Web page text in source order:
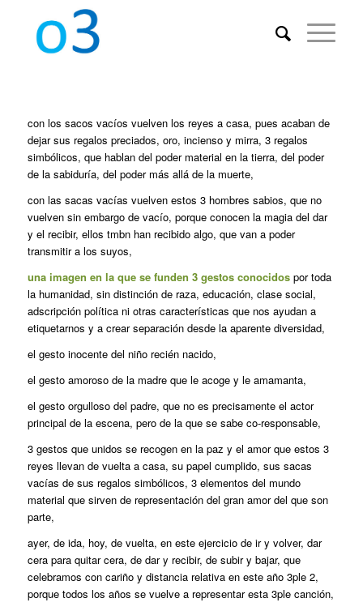
con los sacos vacíos vuelven los reyes a casa, pues acaban de
dejar sus regalos preciados, oro, incienso y mirra, 3 regalos
simbólicos, que hablan del poder material en la tierra, del poder
de la sabiduría, del poder más allá de la muerte,
con las sacas vacías vuelven estos 3 hombres sabios, que no
vuelven sin embargo de vacío, porque conocen la magia del dar
y el recibir, ellos tmbn han recibido algo, que van a poder
transmitir a los suyos,
una imagen en la que se funden 3 gestos conocidospor toda
la humanidad, sin distinción de raza, educación, clase social,
adscripción política ni otras características que nos ayudan a
etiquetarnos y a crear separación desde la aparente diversidad,
el gesto inocente del niño recién nacido,
el gesto amoroso de la madre que le acoge y le amamanta,
el gesto orgulloso del padre, que no es precisamente el actor
principal de la escena, pero de la que se sabe co-responsable,
3 gestos que unidos se recogen en la paz y el amor que estos 3
reyes llevan de vuelta a casa, su papel cumplido, sus sacas
vacías de sus regalos simbólicos, 3 elementos del mundo
material que sirven de representación del gran amor del que son
parte,
ayer, de ida, hoy, de vuelta, en este ejercicio de ir y volver, dar
cera para quitar cera, de dar y recibir, de subir y bajar, que
celebramos con cariño y distancia relativa en este año 3ple 2,
porque todos los años se vuelve a representar esta 3ple canción,